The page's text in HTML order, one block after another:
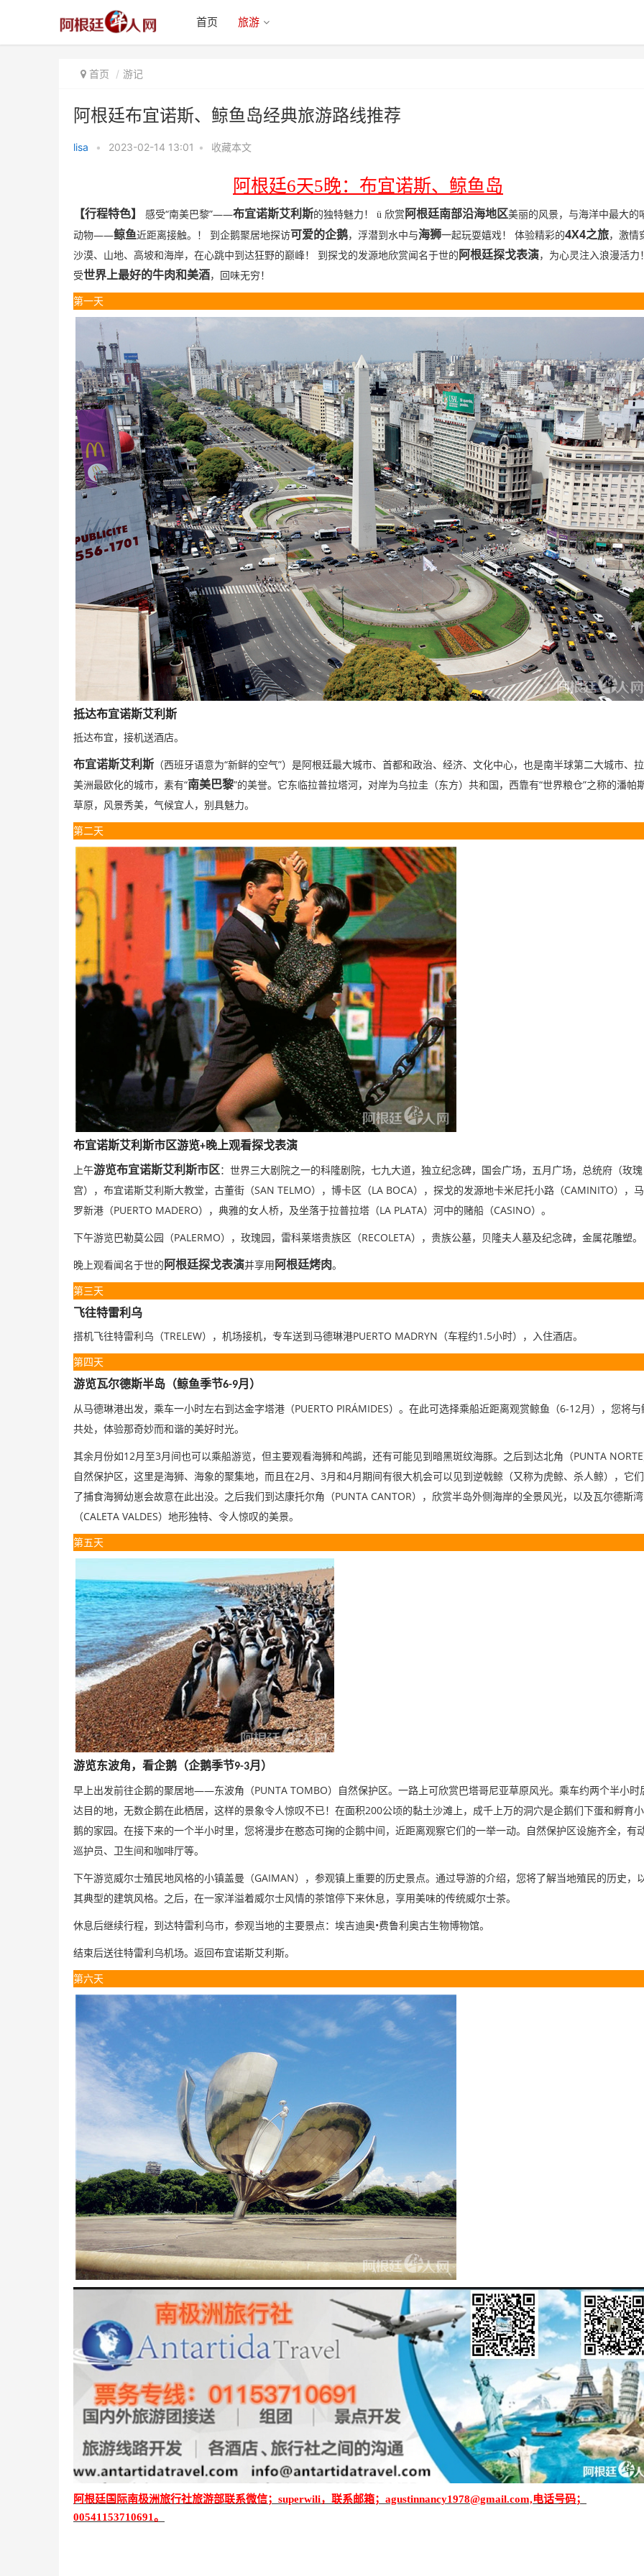
首页 旅游
首页 游记
阿根廷布宜诺斯、鲸鱼岛经典旅游路线推荐
lisa • 2023-02-14 13:01 • 收藏本文
阿根廷6天5晚：布宜诺斯、鲸鱼岛
【行程特色】 感受“南美巴黎”——布宜诺斯艾利斯的独特魅力！ ü 欣赏 阿根廷南部沿海地区美丽的风景，与海洋中最大的
动物——鲸鱼近距离接触。！ 到企鹅聚居地探访可爱的企鹅，浮潜到水中与海狮一起玩耍嬉戏！ 体验精彩的4X4之旅，激情
沙漠、山地、高坡和海岸，在心跳中到达狂野的巅峰！
到探戈的发源地欣赏闻名于世的 阿根廷探戈表演，为心灵注入浪漫活力！
受世界上最好的牛肉和美酒，回味无穷！
第一天
抵达布宜诺斯艾利斯
抵达布宜，接机送酒店。
布宜诺斯艾利斯 （西班牙语意为“新鲜的空气”）是阿根廷最大城市、首都和政治、经济、文化中心，也是南半球第二大城市、
美洲最欧化的城市，素有“南美巴黎”的美誉。它东临拉普拉塔河，对岸为乌拉圭（东方）共和国，西靠有“世界粮仓”之称的潘帕
草原，风景秀美，气候宜人，别具魅力。
第二天
布宜诺斯艾利斯市区游览+晚上观看探戈表演
上午游览布宜诺斯艾利斯市区 ：世界三大剧院之一的科隆剧院，七九大道，独立纪念碑，国会广场，五月广场，总统府（玫瑰
宫），布宜诺斯艾利斯大教堂，古董街（SAN TELMO），博卡区（LA BOCA），探戈的发源地卡米尼托小路（CAMINITO），
罗新港（PUERTO MADERO），典雅的女人桥，及坐落于拉普拉塔（LA PLATA）河中的赌船（CASINO）。
下午游览巴勒莫公园（PALERMO），玫瑰园，雷科莱塔贵族区（RECOLETA），贵族公墓，贝隆夫人墓及纪念碑，金属花雕塑。
晚上观看闻名于世的 阿根廷探戈表演并享用 阿根廷烤肉。
第三天
飞往特雷利乌
搭机飞往特雷利乌（TRELEW），机场接机，专车送到马德琳港PUERTO MADRYN （车程约1.5小时），入住酒店。
第四天
游览瓦尔德斯半岛（鲸鱼季节6-9月）
从马德琳港出发，乘车一小时左右到达金字塔港（PUERTO PIRÁMIDES）。在此可选择乘船近距离观赏鲸鱼（6-12月），您将与
共处，体验那奇妙而和谐的美好时光。
其余月份如 12月至3月间也可以乘船游览，但主要观看海狮和鸬鹚，还有可能见到暗黑斑纹海豚。之后到达北角（PUNTA NORTE
自然保护区，这里是海狮、海象的聚集地，而且在2月、 3月和4月期间有很大机会可以见到逆戟鲸（又称为虎鲸、杀人鲸），它
了捕食海狮幼崽会故意在此出没。之后我们到达康托尔角（PUNTA CANTOR），欣赏半岛外侧海岸的全景风光，以及瓦尔德斯湾
（CALETA VALDES）地形独特、令人惊叹的美景。
第五天
游览东波角，看企鹅（企鹅季节9-3月）
早上出发前往企鹅的聚居地——东波角（PUNTA TOMBO）自然保护区。一路上可欣赏巴塔哥尼亚草原风光。乘车约两个半小时
达目的地，无数企鹅在此栖居，这样的景象令人惊叹不已！在面积200公顷的黏土沙滩上，成千上万的洞穴是企鹅们下蛋和孵育
鹅的家园。在接下来的一个半小时里，您将漫步在憨态可掬的企鹅中间，近距离观察它们的一举一动。自然保护区设施齐全，有
巡护员、卫生间和咖啡厅等。
下午游览威尔士殖民地风格的小镇盖曼（GAIMAN），参观镇上重要的历史景点。通过导游的介绍，您将了解当地殖民的历史，
其典型的建筑风格。之后，在一家洋溢着威尔士风情的茶馆停下来休息，享用美味的传统威尔士茶。
休息后继续行程，到达特雷利乌市，参观当地的主要景点：埃吉迪奥•费鲁利奥古生物博物馆。
结束后送往特雷利乌机场。返回布宜诺斯艾利斯。
第六天
阿根廷国际南极洲旅行社旅游部联系微信；superwili，联系邮箱；agustinnancy1978@gmail.com,电话号码；
00541153710691。